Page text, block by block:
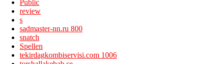
Public
review
s
sadmaster-nn.ru 800
snatch
Spellen
tekirdagkombiservisi.com 1006